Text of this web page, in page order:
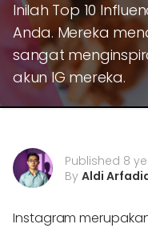
Inilah Top 10
Anda. Mereka
sangat
akun IG mereka.
Published 8
By Aldi
Instagram